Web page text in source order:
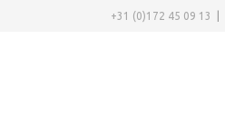
+31 (0)172 45 09 13